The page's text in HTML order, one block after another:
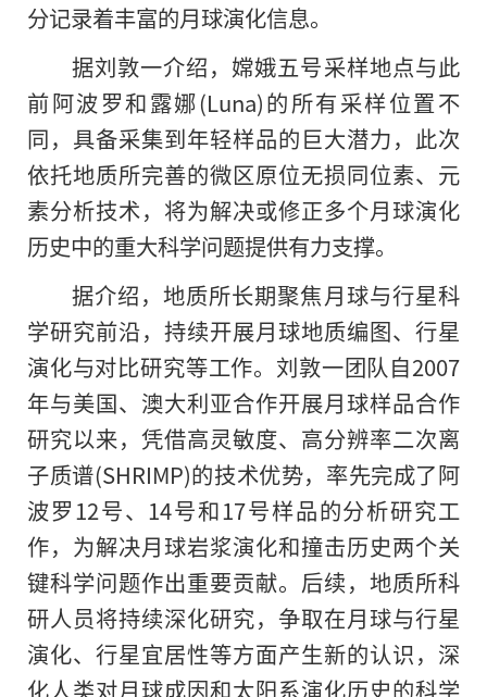
分记录着丰富的月球演化信息。
据刘敦一介绍，嫦娥五号采样地点与此
前阿波罗和露娜(Luna)的所有采样位置不
同，具备采集到年轻样品的巨大潜力，此次
依托地质所完善的微区原位无损同位素、元
素分析技术，将为解决或修正多个月球演化
历史中的重大科学问题提供有力支撑。
据介绍，地质所长期聚焦月球与行星科
学研究前沿，持续开展月球地质编图、行星
演化与对比研究等工作。刘敦一团队自2007
年与美国、澳大利亚合作开展月球样品合作
研究以来，凭借高灵敏度、高分辨率二次离
子质谱(SHRIMP)的技术优势，率先完成了阿
波罗12号、14号和17号样品的分析研究工
作，为解决月球岩浆演化和撞击历史两个关
键科学问题作出重要贡献。后续，地质所科
研人员将持续深化研究，争取在月球与行星
演化、行星宜居性等方面产生新的认识，深
化人类对月球成因和太阳系演化历史的科学